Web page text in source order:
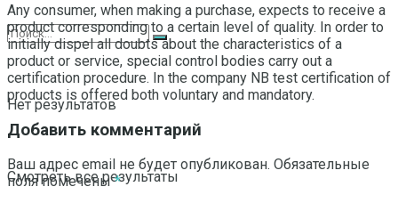
Нет результатов
Смотреть все результаты
Any consumer, when making a purchase, expects to receive a
product corresponding to a certain level of quality. In order to
initially dispel all doubts about the characteristics of a
product or service, special control bodies carry out a
certification procedure. In the company NB test certification of
products is offered both voluntary and mandatory.
Добавить комментарий
Ваш адрес email не будет опубликован. Обязательные
поля помечены*